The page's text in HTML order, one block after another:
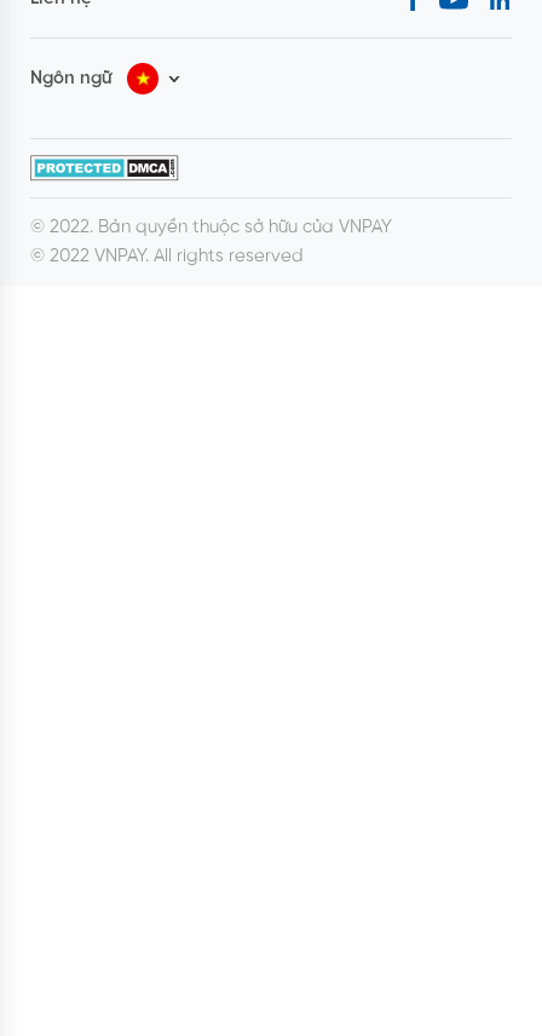
Ngôn ngữ
© 2022. Bản quyền thuộc sở hữu của VNPAY
© 2022 VNPAY. All rights reserved